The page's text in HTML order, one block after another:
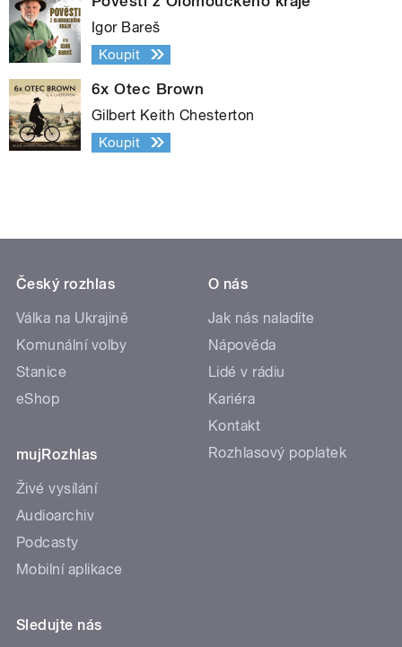
Igor Bareš
Koupit
6x Otec Brown
Gilbert Keith Chesterton
Koupit
Český rozhlas
Válka na Ukrajině
Komunální volby
Stanice
eShop
mujRozhlas
Živé vysílání
Audioarchiv
Podcasty
Mobilní aplikace
O nás
Jak nás naladíte
Nápověda
Lidé v rádiu
Kariéra
Kontakt
Rozhlasový poplatek
Sledujte nás